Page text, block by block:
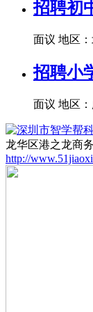
招聘初
面议 地区
招聘小
面议 地区：
龙华区港之龙商
http://